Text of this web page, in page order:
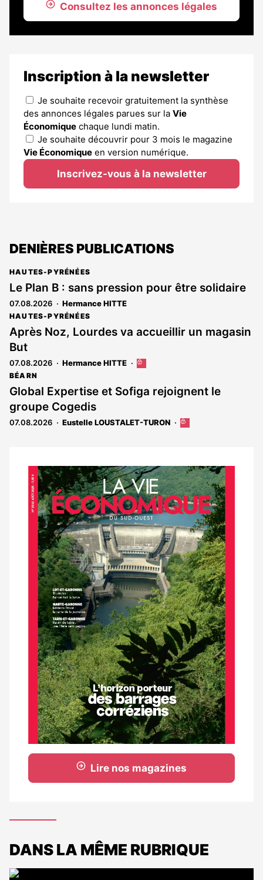
Consultez les annonces légales
Inscription à la newsletter
Je souhaite recevoir gratuitement la synthèse
des annonces légales parues sur la Vie
Économique chaque lundi matin.
Je souhaite découvrir pour 3 mois le magazine
Vie Économique en version numérique.
Inscrivez-vous à la newsletter
DENIÈRES PUBLICATIONS
HAUTES-PYRÉNÉES
Le Plan B : sans pression pour être solidaire
07.08.2026 Hermance HITTE
HAUTES-PYRÉNÉES
Après Noz, Lourdes va accueillir un magasin
But
07.08.2026 Hermance HITTE
Cet
réservé
abonnés
BÉARN
Global Expertise et Sofiga rejoignent le
groupe Cogedis
07.08.2026 Eustelle LOUSTALET-TURON
Cet
aux
abonnés
Notre
dernier
magazine
Lire nos magazines
DANS LA MÊME RUBRIQUE